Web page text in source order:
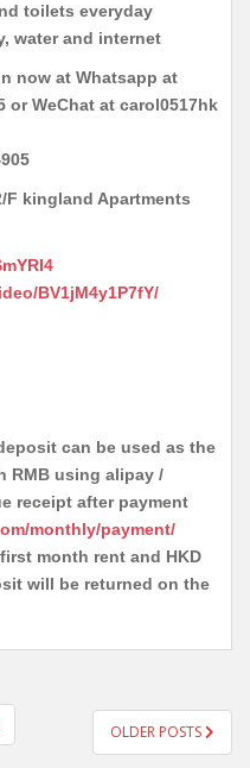
toilets everyday
water and internet
now at Whatsapp at
or WeChat at carol0517hk
F kingland Apartments
BV1jM4y1P7fY/
can be used as the
RMB using alipay /
receipt after payment
monthly/payment/
month rent and HKD
will be returned on the
OLDER POSTS